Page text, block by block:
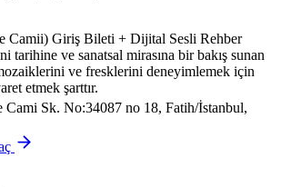
Camii) Giriş Bileti + Dijital Sesli Rehber
tarihine ve sanatsal mirasına bir bakış sunan
ve fresklerini deneyimlemek için
etmek şarttır.
Sk. No:34087 no 18, Fatih/İstanbul,